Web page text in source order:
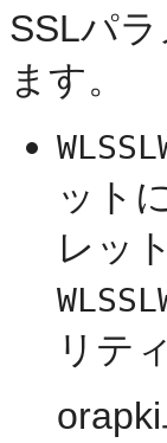
SSLパ
ます。
ット
レッ
リテ